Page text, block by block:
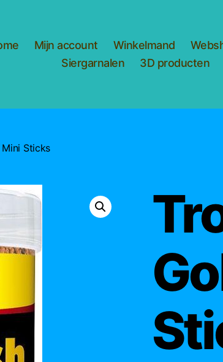
Mijn account Winkelmand
Siergarnalen
3D producten
Sticks